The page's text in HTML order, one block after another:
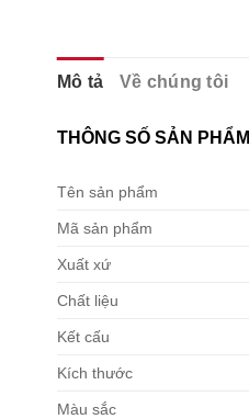
Mô tả Về chúng tôi
THÔNG SỐ SẢN PHẨM
Tên sản phẩm
Mã sản phẩm
Xuất xứ
Chất liệu
Kết cấu
Kích thước
Màu sắc